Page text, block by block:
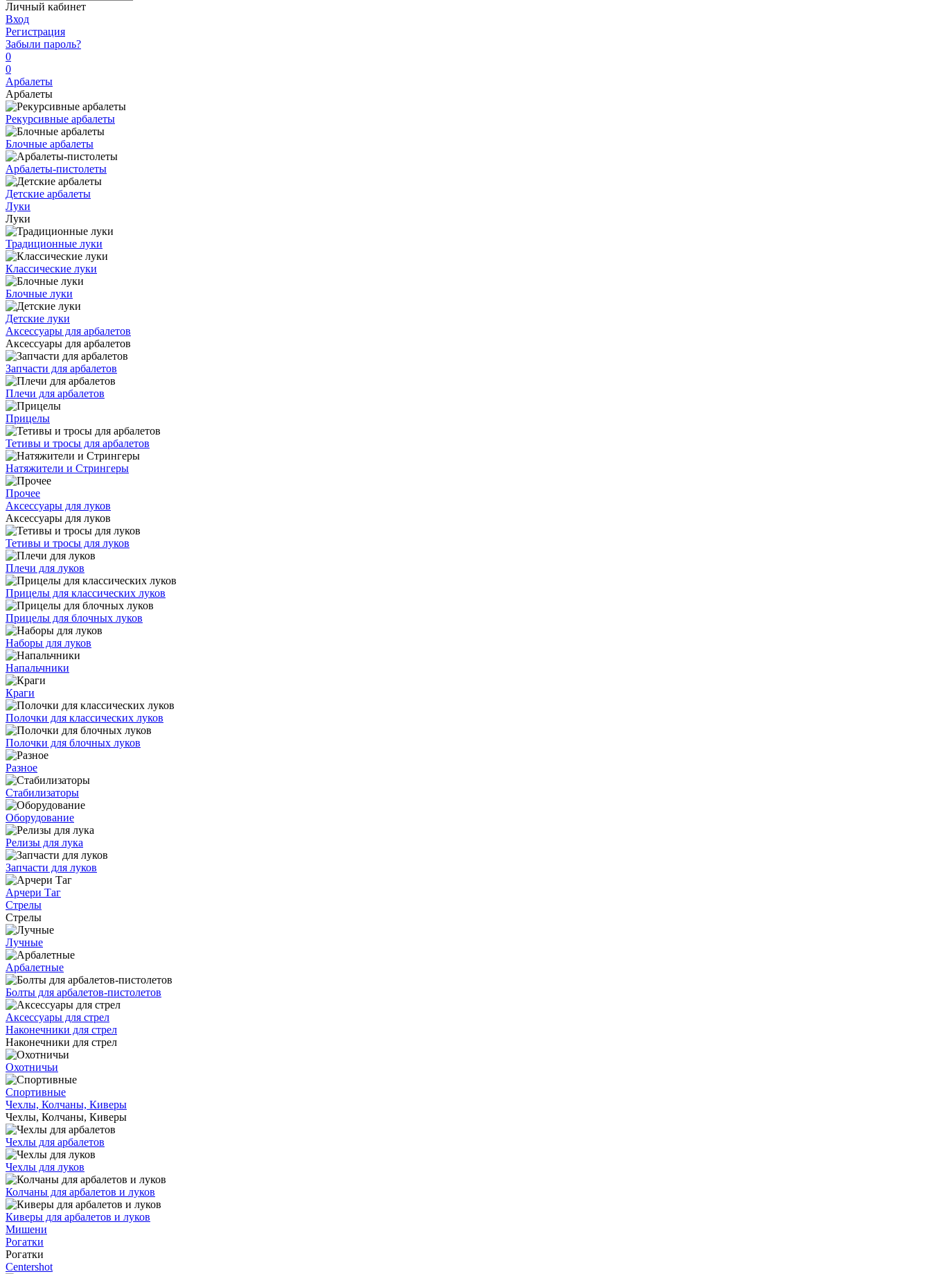
Личный кабинет
Вход
Регистрация
Забыли пароль?
0
0
Арбалеты
Арбалеты
Рекурсивные арбалеты
Блочные арбалеты
Арбалеты-пистолеты
Детские арбалеты
Луки
Луки
Традиционные луки
Классические луки
Блочные луки
Детские луки
Аксессуары для арбалетов
Аксессуары для арбалетов
Запчасти для арбалетов
Плечи для арбалетов
Прицелы
Тетивы и тросы для арбалетов
Натяжители и Стрингеры
Прочее
Аксессуары для луков
Аксессуары для луков
Тетивы и тросы для луков
Плечи для луков
Прицелы для классических луков
Прицелы для блочных луков
Наборы для луков
Напальчники
Краги
Полочки для классических луков
Полочки для блочных луков
Разное
Стабилизаторы
Оборудование
Релизы для лука
Запчасти для луков
Арчери Таг
Стрелы
Стрелы
Лучные
Арбалетные
Болты для арбалетов-пистолетов
Аксессуары для стрел
Наконечники для стрел
Наконечники для стрел
Охотничьи
Спортивные
Чехлы, Колчаны, Киверы
Чехлы, Колчаны, Киверы
Чехлы для арбалетов
Чехлы для луков
Колчаны для арбалетов и луков
Киверы для арбалетов и луков
Мишени
Рогатки
Рогатки
Centershot